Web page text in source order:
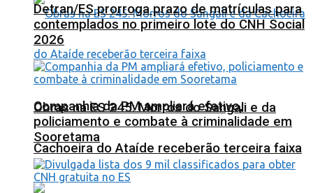
Obras na ES 245: Morros do Sangali e da
Cachoeira do Ataíde receberão terceira faixa
Detran/ES prorroga prazo de matrículas para
contemplados no primeiro lote do CNH Social
2026
Companhia da PM ampliará efetivo,
policiamento e combate à criminalidade em
Sooretama